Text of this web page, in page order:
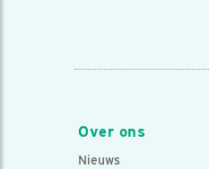
Over ons
Nieuws